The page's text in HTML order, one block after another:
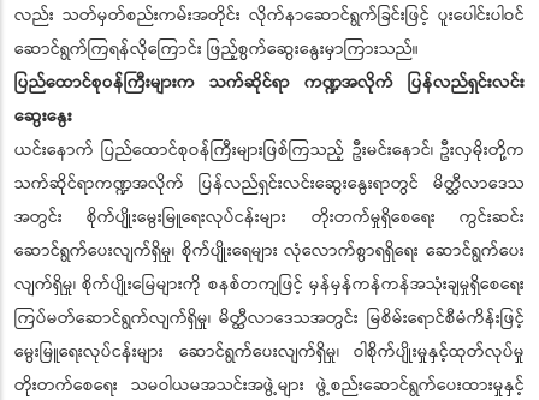
လည်း သတ်မှတ်စည်းကမ်းအတိုင်း လိုက်နာဆောင်ရွက်ခြင်းဖြင့် ပူးပေါင်းပါဝင်
ဆောင်ရွက်ကြရန်လိုကြောင်း ဖြည့်စွက်ဆွေးနွေးမှာကြားသည်။
ပြည်ထောင်စုဝန်ကြီးများက သက်ဆိုင်ရာ ကဏ္ဍအလိုက် ပြန်လည်ရှင်းလင်း
ဆွေးနွေး
ယင်းနောက် ပြည်ထောင်စုဝန်ကြီးများဖြစ်ကြသည့် ဦးမင်းနောင်၊ ဦးလှမိုးတို့က
သက်ဆိုင်ရာကဏ္ဍအလိုက် ပြန်လည်ရှင်းလင်းဆွေးနွေးရာတွင် မိတ္ထီလာဒေသ
အတွင်း စိုက်ပျိုးမွေးမြူရေးလုပ်ငန်းများ တိုးတက်မှုရှိစေရေး ကွင်းဆင်း
ဆောင်ရွက်ပေးလျက်ရှိမှု၊ စိုက်ပျိုးရေများ လုံလောက်စွာရရှိရေး ဆောင်ရွက်ပေး
လျက်ရှိမှု၊ စိုက်ပျိုးမြေများကို စနစ်တကျဖြင့် မှန်မှန်ကန်ကန်အသုံးချမှုရှိစေရေး
ကြပ်မတ်ဆောင်ရွက်လျက်ရှိမှု၊ မိတ္ထီလာဒေသအတွင်း မြစိမ်းရောင်စီမံကိန်းဖြင့်
မွေးမြူရေးလုပ်ငန်းများ ဆောင်ရွက်ပေးလျက်ရှိမှု၊ ဝါစိုက်ပျိုးမှုနှင့်ထုတ်လုပ်မှု
တိုးတက်စေရေး သမဝါယမအသင်းအဖွဲ့များ ဖွဲ့စည်းဆောင်ရွက်ပေးထားမှုနှင့်